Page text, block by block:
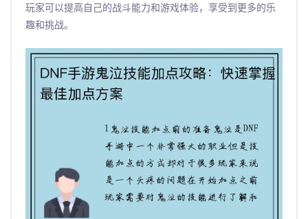
玩家可以提高自己的战斗能力和游戏体验，享受到更多的乐
趣和挑战。